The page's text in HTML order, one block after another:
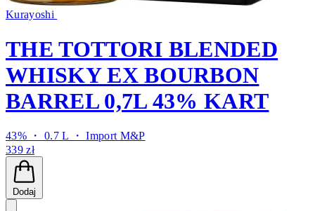
Kurayoshi
THE TOTTORI BLENDED
WHISKY EX BOURBON
BARREL 0,7L 43% KART
43% ・ 0.7 L ・Import M&P
339 zł
Dodaj